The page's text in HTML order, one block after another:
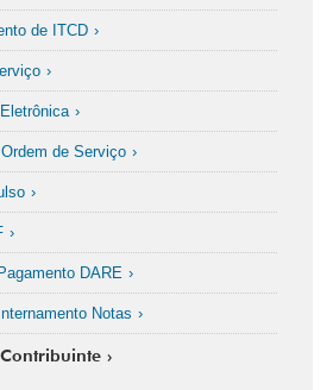
de ITCD
de Serviço
DARE
Notas